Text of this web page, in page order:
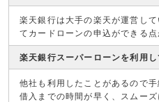
楽天銀行は大手の楽天が運営し
てカードローンの申込ができる点
楽天銀行スーパーローンを利用
他社も利用したことがあるので
借入までの時間が早く、スムー